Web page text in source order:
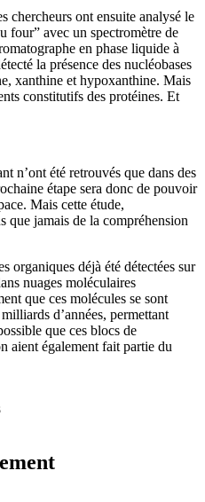
chercheurs ont ensuite analysé le
four” avec un spectromètre de
en phase liquide à
la présence des nucléobases
xanthine et hypoxanthine. Mais
constitutifs des protéines. Et
n’ont été retrouvés que dans des
étape sera donc de pouvoir
Mais cette étude,
que jamais de la compréhension
organiques déjà été détectées sur
nuages ​​moléculaires
que ces molécules se sont
d’années, permettant
que ces blocs de
aient également fait partie du